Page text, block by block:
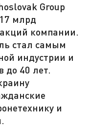
Group
млрд
компании.
стал самым
индустрии и
до 40 лет.
и